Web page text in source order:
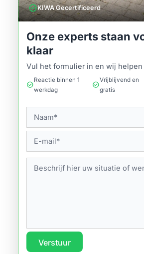
verifiedKIWA Gecertificeerd
Onze experts staan
klaar
Vul het formulier in en wij helpen
check_circle
Reactie binnen 1
werkdag
check_circle
Vrijblijvend en
gratis
Verstuur